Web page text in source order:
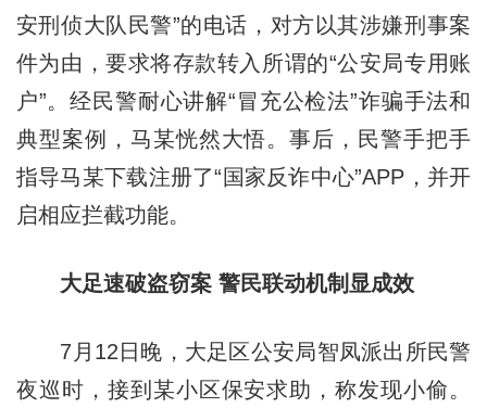
安刑侦大队民警”的电话，对方以其涉嫌刑事案
件为由，要求将存款转入所谓的“公安局专用账
户”。经民警耐心讲解“冒充公检法”诈骗手法和
典型案例，马某恍然大悟。事后，民警手把手
指导马某下载注册了“国家反诈中心”APP，并开
启相应拦截功能。
大足速破盗窃案 警民联动机制显成效
7月12日晚，大足区公安局智凤派出所民警
夜巡时，接到某小区保安求助，称发现小偷。